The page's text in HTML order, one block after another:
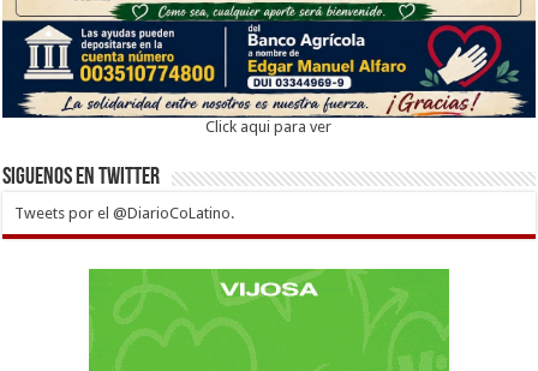
Click aqui para ver
Siguenos en twitter
Tweets por el @DiarioCoLatino.